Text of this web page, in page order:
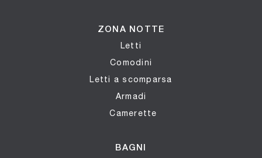
ZONA NOTTE
Letti
Comodini
Letti a scomparsa
Armadi
Camerette
BAGNI